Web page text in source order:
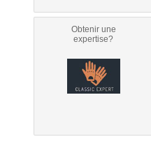
Obtenir une
expertise?